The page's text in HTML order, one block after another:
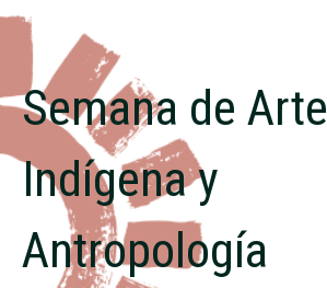
Semana de Arte
Indígena y
Antropología